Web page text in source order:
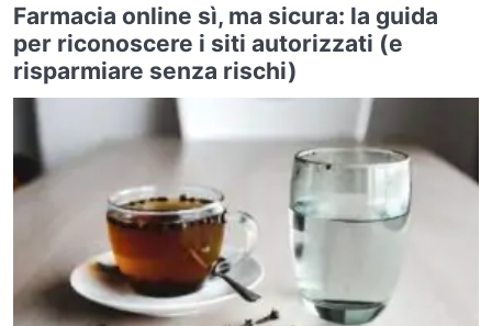
Farmacia online sì, ma sicura: la guida
per riconoscere i siti autorizzati (e
risparmiare senza rischi)